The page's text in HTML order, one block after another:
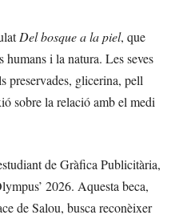
Del bosque a la piel, que
humans i la natura. Les seves
preservades, glicerina, pell
sobre la relació amb el medi
de Gràfica Publicitària,
2026. Aquesta beca,
de Salou, busca reconèixer